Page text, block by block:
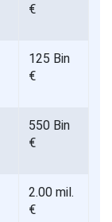
€
125 Bin
€
550 Bin
€
2.00 mil.
€